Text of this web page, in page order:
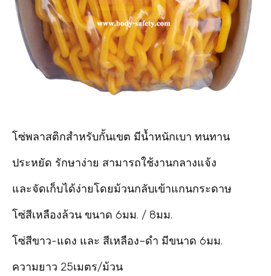
โซ่พลาสติกสำหรับกั้นเขต มีน้ำหนักเบา ทนทาน
ประหยัด รักษาง่าย สามารถใช้งานกลางแจ้ง
และจัดเก็บได้ง่ายโดยม้วนกลับเข้าแกนกระดาษ
โซ่สีเหลืองล้วน ขนาด 6มม. / 8มม.
โซ่สีขาว-แดง และ สีเหลือง–ดำ มีขนาด 6มม.
ความยาว 25เมตร/ม้วน